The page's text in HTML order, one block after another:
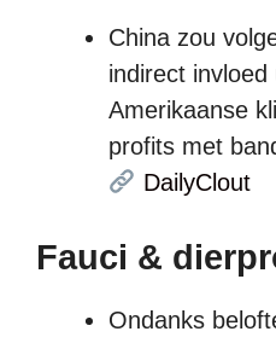
China zou
indirect
Amerikaanse
profits met
DailyClout
Fauci &
Ondanks